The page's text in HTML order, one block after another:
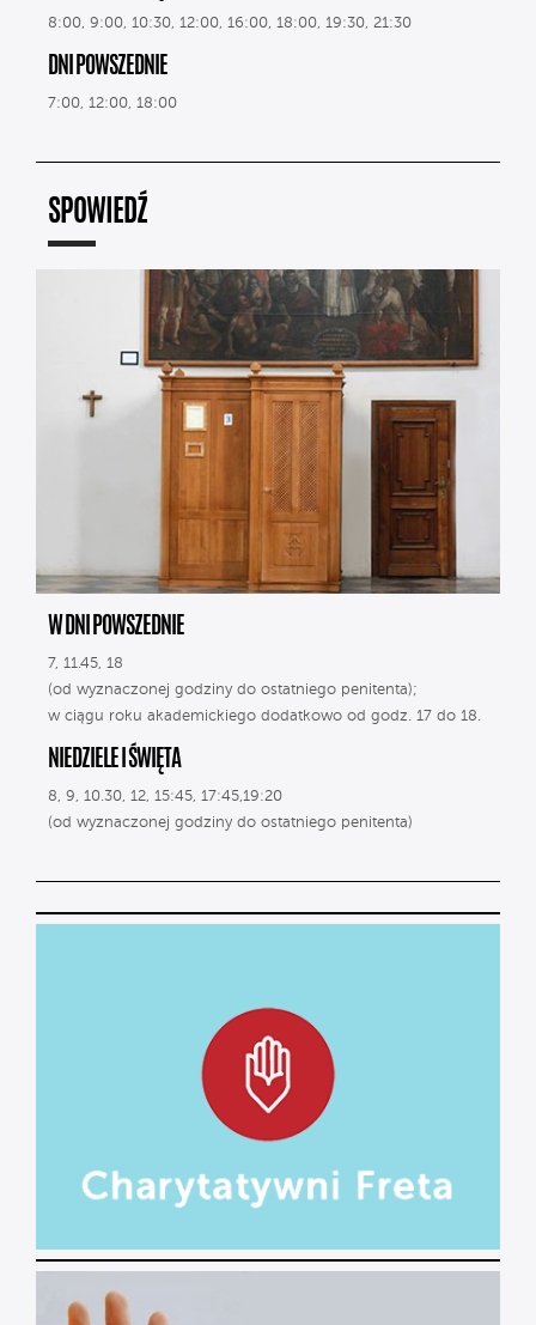
8:00, 9:00, 10:30, 12:00, 16:00, 18:00, 19:30, 21:30
DNI POWSZEDNIE
7:00, 12:00, 18:00
SPOWIEDŹ
W DNI POWSZEDNIE
7, 11.45, 18
(od wyznaczonej godziny do ostatniego penitenta);
w ciągu roku akademickiego dodatkowo od godz. 17 do 18.
NIEDZIELE I ŚWIĘTA
8, 9, 10.30, 12, 15:45, 17:45,19:20
(od wyznaczonej godziny do ostatniego penitenta)